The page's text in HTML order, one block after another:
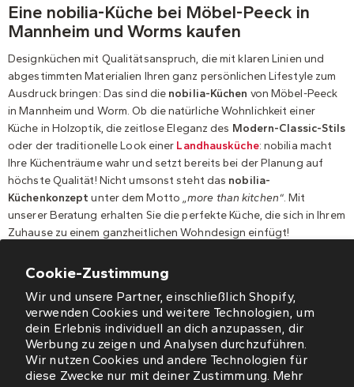
Cookie-Zustimmung
Wir und unsere Partner, einschließlich Shopify,
verwenden Cookies und weitere Technologien, um
dein Erlebnis individuell an dich anzupassen, dir
Werbung zu zeigen und Analysen durchzuführen.
Wir nutzen Cookies und andere Technologien für
diese Zwecke nur mit deiner Zustimmung. Mehr
Eine nobilia-Küche bei Möbel-Peeck in
Mannheim und Worms kaufen
Designküchen mit Qualitätsanspruch, die mit klaren Linien und
abgestimmten Materialien Ihren ganz persönlichen Lifestyle zum
Ausdruck bringen: Das sind die nobilia-Küchen von Möbel-Peeck
in Mannheim und Worm. Ob die natürliche Wohnlichkeit einer
Küche in Holzoptik, die zeitlose Eleganz des Modern-Classic-Stils
oder der traditionelle Look einer Landhausküche: nobilia macht
Ihre Küchenträume wahr und setzt bereits bei der Planung auf
höchste Qualität! Nicht umsonst steht das nobilia-
Küchenkonzept unter dem Motto„more than kitchen“. Mit
unserer Beratung erhalten Sie die perfekte Küche, die sich in Ihrem
Zuhause zu einem ganzheitlichen Wohndesign einfügt!
ÖFFNUNGSZEITEN